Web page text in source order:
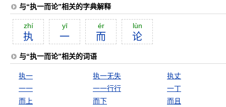
与“执一而论”相关的字典解释
zhí
执
yī
一
ér
而
lùn
论
与“执一而论”相关的词语
执一 执一无失
执丈
一一
一一行行
一丁
而上
而下
而且